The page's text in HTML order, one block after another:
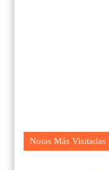
Notas Más Visitadas